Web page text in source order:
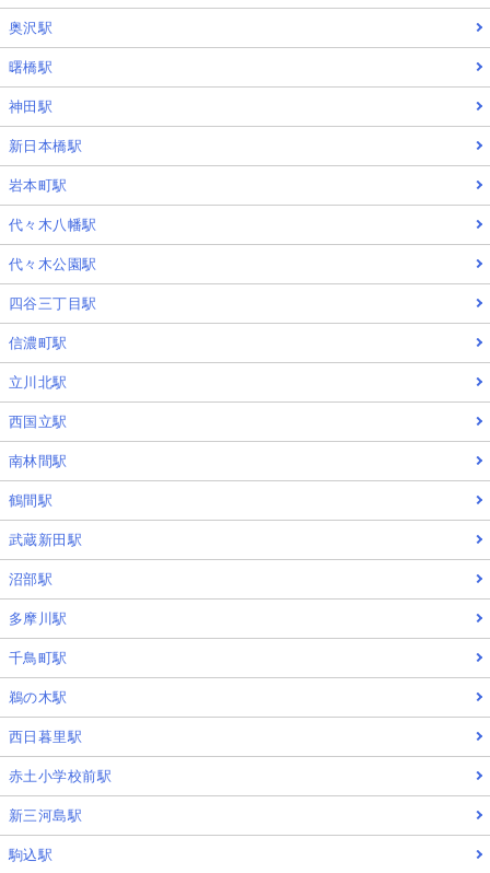
奥沢駅
曙橋駅
神田駅
新日本橋駅
岩本町駅
代々木八幡駅
代々木公園駅
四谷三丁目駅
信濃町駅
立川北駅
西国立駅
南林間駅
鶴間駅
武蔵新田駅
沼部駅
多摩川駅
千鳥町駅
鵜の木駅
西日暮里駅
赤土小学校前駅
新三河島駅
駒込駅